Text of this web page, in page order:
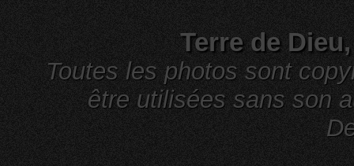
Terre de
Toutes les photos sont
être utilisées sans son